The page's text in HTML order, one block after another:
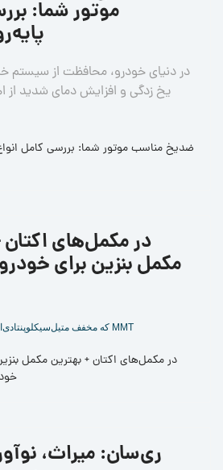
موتور شما:
در دنیای خودرو، محافظت از سیستم
یخ زدگی و افزایش دمای شدید از
مکمل بنزین برای
MMT که مخفف متیل‌سیکلوپنتادی‌انیل منگنز تری‌کربونیل است
ری‌سان: میراث،